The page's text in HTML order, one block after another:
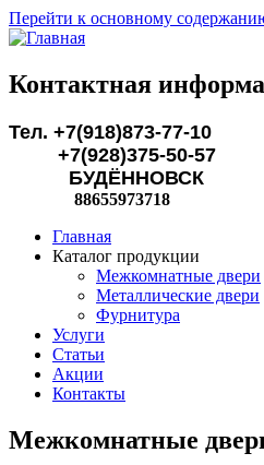
Перейти к основному
Контактная
Тел. +7(918)873-77-10
+7(928)375-50-57
БУДЁННОВСК
88655973718
Главная
Каталог продукции
Межкомнатные двери
Металлические двери
Фурнитура
Услуги
Статьи
Акции
Контакты
Межкомнатные